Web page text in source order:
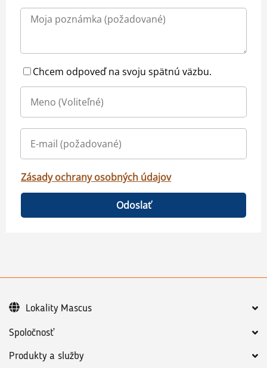
Chcem odpoveď na svoju spätnú väzbu.
Zásady ochrany osobných údajov
Odoslať
Spoločnosť
Produkty a služby
Lokality Mascus